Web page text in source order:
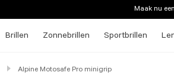
Maak nu
Brillen Zonnebrillen Sportbrillen
Alpine Motosafe Pro minigrip